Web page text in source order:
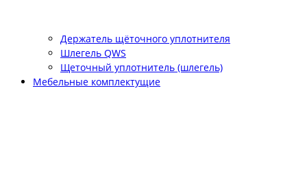
Держатель щёточного уплотнителя
Шлегель QWS
Щеточный уплотнитель (шлегель)
Мебельные комплектущие